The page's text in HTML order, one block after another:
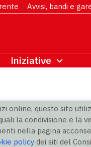
online, questo sito
la condivisione e la
nella pagina
policydei siti del
| Avvisi, bandi e